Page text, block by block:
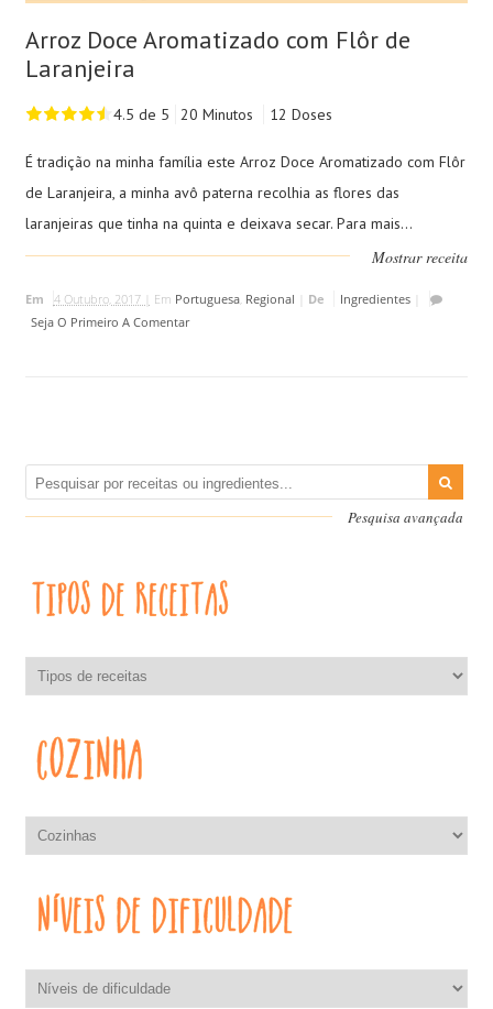
Arroz Doce Aromatizado com Flôr de
Laranjeira
4.5 de 5 20 Minutos 12 Doses
É tradição na minha família este Arroz Doce Aromatizado com Flôr
de Laranjeira, a minha avô paterna recolhia as flores das
laranjeiras que tinha na quinta e deixava secar. Para mais...
Mostrar receita
Em 4 Outubro, 2017 | Em Portuguesa, Regional De Ingredientes|
Seja O Primeiro A Comentar
Pesquisa avançada